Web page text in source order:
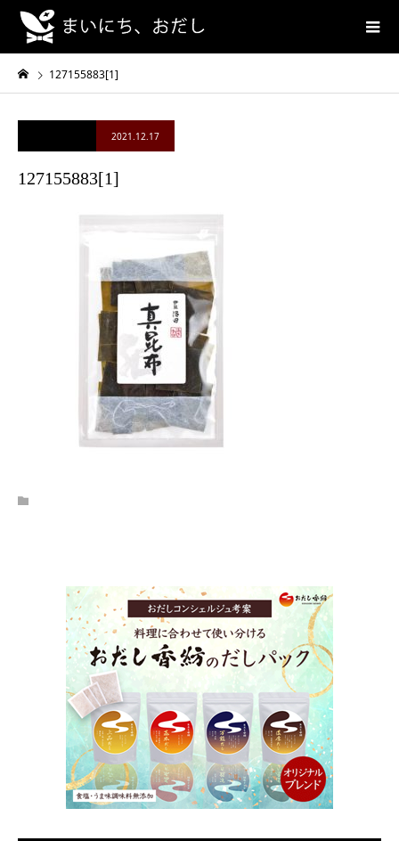
127155883[1]
2021.12.17
127155883[1]